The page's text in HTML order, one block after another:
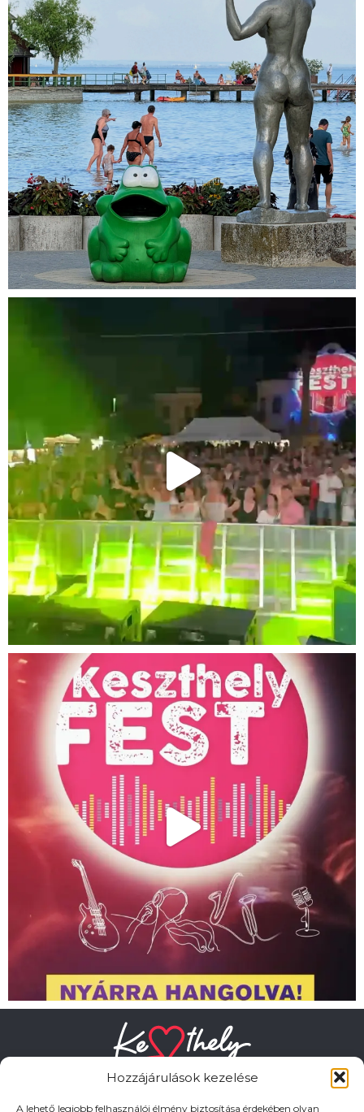
Hozzájárulások kezelése
A lehető legjobb felhasználói élmény biztosítása érdekében olyan